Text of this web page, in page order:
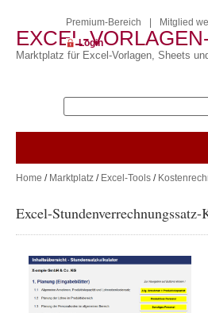
EXCEL-
Marktplatz für Excel-Vorlagen, Sheets
Premium-Bereich Mitglied
Login
Home / Marktplatz / Excel-Tools /
Excel-